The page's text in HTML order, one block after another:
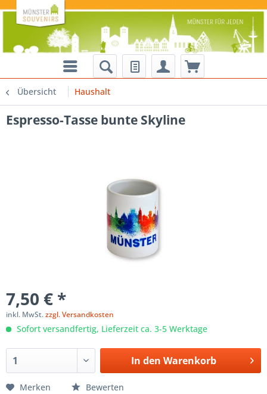
Übersicht Haushalt
Espresso-Tasse bunte Skyline
7,50 € *
inkl. MwSt.zzgl. Versandkosten
Sofort versandfertig, Lieferzeit ca. 3-5 Werktage
In den Warenkorb
Merken Bewerten